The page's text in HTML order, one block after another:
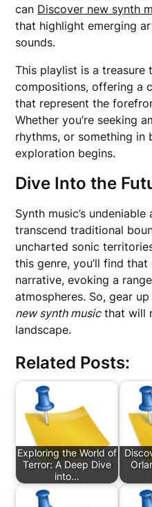
can Discover new synth
that highlight emerging
sounds.
This playlist is a treasure
compositions, offering a
that represent the
Whether you’re seeking
rhythms, or something in
exploration begins.
Dive Into the
Synth music’s
transcend traditional
uncharted sonic
this genre, you’ll find
narrative, evoking a
atmospheres. So, gear
new synth musicthat will
landscape.
Related Posts:
Exploring the World of
Terror: A Deep Dive
into…